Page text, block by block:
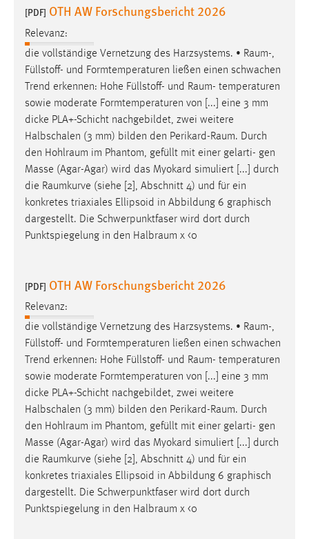
[PDF] OTH AW Forschungsbericht 2026
Relevanz:
die vollständige Vernetzung des Harzsystems. • Raum-,
Füllstoff- und Formtemperaturen ließen einen schwachen
Trend erkennen: Hohe Füllstoff- und Raum- temperaturen
sowie moderate Formtemperaturen von [...] eine 3 mm
dicke PLA+-Schicht nachgebildet, zwei weitere
Halbschalen (3 mm) bilden den Perikard-Raum. Durch
den Hohlraum im Phantom, gefüllt mit einer gelarti- gen
Masse (Agar-Agar) wird das Myokard simuliert [...] durch
die Raumkurve (siehe [2], Abschnitt 4) und für ein
konkretes triaxiales Ellipsoid in Abbildung 6 graphisch
dargestellt. Die Schwerpunktfaser wird dort durch
Punktspiegelung in den Halbraum χ <0
[PDF] OTH AW Forschungsbericht 2026
Relevanz:
die vollständige Vernetzung des Harzsystems. • Raum-,
Füllstoff- und Formtemperaturen ließen einen schwachen
Trend erkennen: Hohe Füllstoff- und Raum- temperaturen
sowie moderate Formtemperaturen von [...] eine 3 mm
dicke PLA+-Schicht nachgebildet, zwei weitere
Halbschalen (3 mm) bilden den Perikard-Raum. Durch
den Hohlraum im Phantom, gefüllt mit einer gelarti- gen
Masse (Agar-Agar) wird das Myokard simuliert [...] durch
die Raumkurve (siehe [2], Abschnitt 4) und für ein
konkretes triaxiales Ellipsoid in Abbildung 6 graphisch
dargestellt. Die Schwerpunktfaser wird dort durch
Punktspiegelung in den Halbraum χ <0